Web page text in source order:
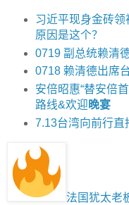
习近平现身金砖领
原因是这个？
0719 副总统赖清
0718 赖清德出席
安倍昭惠“替安倍
路线&欢迎晚宴
7.13台湾向前行直
法国犹太老